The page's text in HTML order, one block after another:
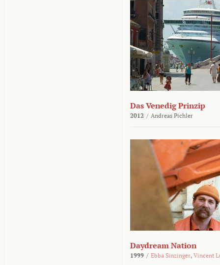
Das Venedig Prinzip
2012 / Andreas Pichler
Daydream Nation
1999 / Ebba Sinzinger, Vincent